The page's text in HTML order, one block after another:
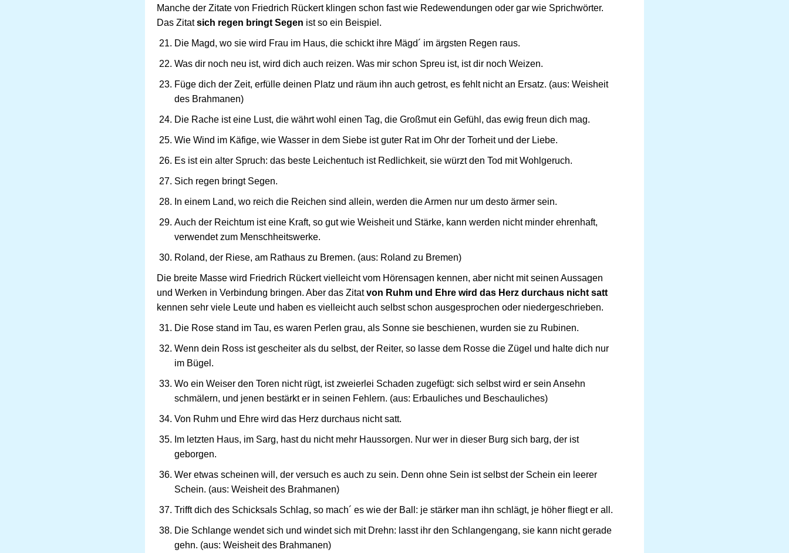
Manche der Zitate von Friedrich Rückert klingen schon fast wie Redewendungen oder gar wie Sprichwörter.
Das Zitatsich regen bringt Segen ist so ein Beispiel.
Die Magd, wo sie wird Frau im Haus, die schickt ihre Mägd´ im ärgsten Regen raus.
Was dir noch neu ist, wird dich auch reizen. Was mir schon Spreu ist, ist dir noch Weizen.
Füge dich der Zeit, erfülle deinen Platz und räum ihn auch getrost, es fehlt nicht an Ersatz. (aus: Weisheit
des Brahmanen)
Die Rache ist eine Lust, die währt wohl einen Tag, die Großmut ein Gefühl, das ewig freun dich mag.
Wie Wind im Käfige, wie Wasser in dem Siebe ist guter Rat im Ohr der Torheit und der Liebe.
Es ist ein alter Spruch: das beste Leichentuch ist Redlichkeit, sie würzt den Tod mit Wohlgeruch.
Sich regen bringt Segen.
In einem Land, wo reich die Reichen sind allein, werden die Armen nur um desto ärmer sein.
Auch der Reichtum ist eine Kraft, so gut wie Weisheit und Stärke, kann werden nicht minder ehrenhaft,
verwendet zum Menschheitswerke.
Roland, der Riese, am Rathaus zu Bremen. (aus: Roland zu Bremen)
Die breite Masse wird Friedrich Rückert vielleicht vom Hörensagen kennen, aber nicht mit seinen Aussagen
und Werken in Verbindung bringen. Aber das Zitatvon Ruhm und Ehre wird das Herz durchaus nicht satt
kennen sehr viele Leute und haben es vielleicht auch selbst schon ausgesprochen oder niedergeschrieben.
Die Rose stand im Tau, es waren Perlen grau, als Sonne sie beschienen, wurden sie zu Rubinen.
Wenn dein Ross ist gescheiter als du selbst, der Reiter, so lasse dem Rosse die Zügel und halte dich nur
im Bügel.
Wo ein Weiser den Toren nicht rügt, ist zweierlei Schaden zugefügt: sich selbst wird er sein Ansehn
schmälern, und jenen bestärkt er in seinen Fehlern. (aus: Erbauliches und Beschauliches)
Von Ruhm und Ehre wird das Herz durchaus nicht satt.
Im letzten Haus, im Sarg, hast du nicht mehr Haussorgen. Nur wer in dieser Burg sich barg, der ist
geborgen.
Wer etwas scheinen will, der versuch es auch zu sein. Denn ohne Sein ist selbst der Schein ein leerer
Schein. (aus: Weisheit des Brahmanen)
Trifft dich des Schicksals Schlag, so mach´ es wie der Ball: je stärker man ihn schlägt, je höher fliegt er all.
Die Schlange wendet sich und windet sich mit Drehn: lasst ihr den Schlangengang, sie kann nicht gerade
gehn. (aus: Weisheit des Brahmanen)